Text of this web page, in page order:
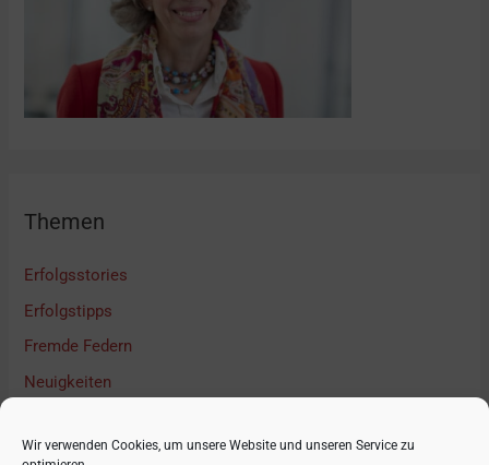
Wir verwenden Cookies, um unsere Website und unseren Service zu
Themen
Erfolgsstories
Erfolgstipps
Fremde Federn
Neuigkeiten
Unkategorisiert